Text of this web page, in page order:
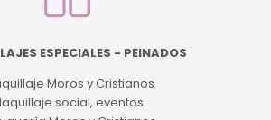
ESPECIALES - PEINADOS
Moros y Cristianos
social, eventos.